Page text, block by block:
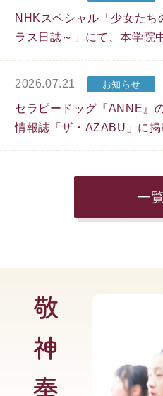
NHKスペシャル「少女た
ラス日誌～」にて、本学院
2026.07.21 お知らせ
セラピードッグ『ANNE』
情報誌「ザ・AZABU」に掲
⼀